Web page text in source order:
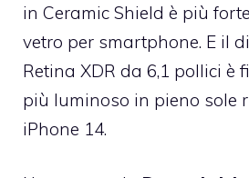
in Ceramic Shield è più
vetro per smartphone. E il
Retina XDR da 6,1 pollici è
più luminoso in pieno sole
iPhone 14.